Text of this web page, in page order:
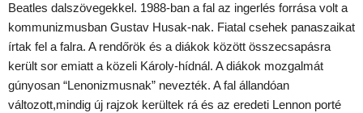
Beatles dalszövegekkel. 1988-ban a fal az ingerlés forrása volt a
kommunizmusban Gustav Husak-nak. Fiatal csehek panaszaikat
írtak fel a falra. A rendőrök és a diákok között összecsapásra
került sor emiatt a közeli Károly-hídnál. A diákok mozgalmát
gúnyosan “Lenonizmusnak” nevezték. A fal állandóan
változott,mindig új rajzok kerültek rá és az eredeti Lennon porté